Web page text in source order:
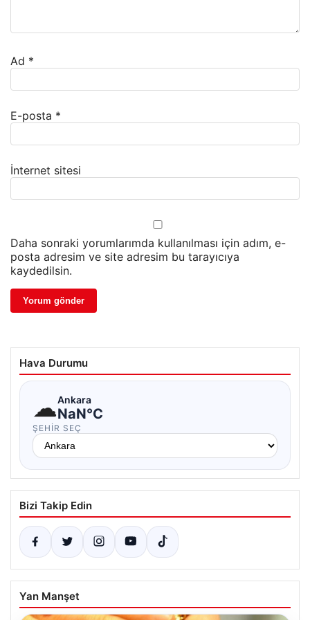
Ad *
E-posta *
İnternet sitesi
Daha sonraki yorumlarımda kullanılması için adım, e-
posta adresim ve site adresim bu tarayıcıya
kaydedilsin.
Hava Durumu
☁Ankara
NaN°C
ŞEHIR SEÇ
Bizi Takip Edin
Yan Manşet